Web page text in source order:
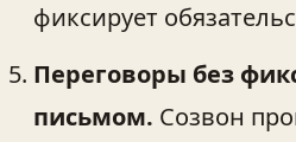
фиксирует
Переговоры без
письмом. Созвон